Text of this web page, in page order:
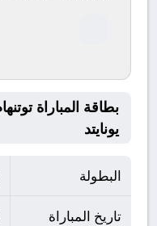
يونايتد
البطولة
تاريخ المباراة